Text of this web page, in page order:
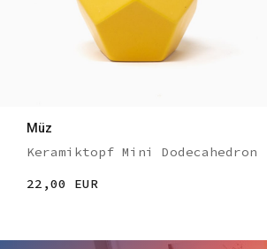
Müz
Keramiktopf Mini Dodecahedron
22,00 EUR